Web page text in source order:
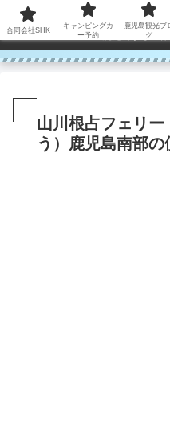
コンテンツへスキップ
鹿児島から世
山川根占フェリー
う）鹿児島南部の
合同会社SHK
キャンピングカ
ー予約
鹿児島観光ブ
グ